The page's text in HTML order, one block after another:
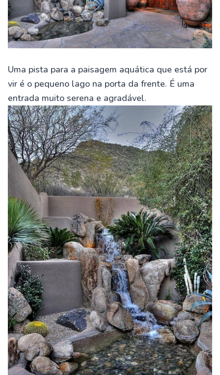
Uma pista para a paisagem aquática que está por
vir é o pequeno lago na porta da frente. É uma
entrada muito serena e agradável.